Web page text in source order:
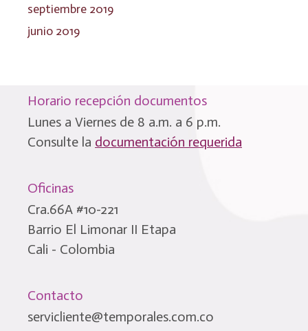
septiembre 2019
junio 2019
Horario recepción documentos
Lunes a Viernes de 8 a.m. a 6 p.m.
Consulte la documentación requerida
Oficinas
Cra.66A #10-221
Barrio El Limonar II Etapa
Cali - Colombia
Contacto
servicliente@temporales.com.co